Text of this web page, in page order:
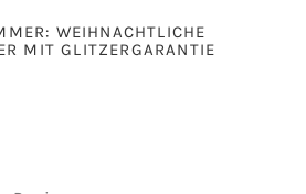
WEIHNACHTLICHE
MIT GLITZERGARANTIE